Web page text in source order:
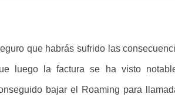
que habrás sufrido las
luego la factura se ha visto
bajar el Roaming para